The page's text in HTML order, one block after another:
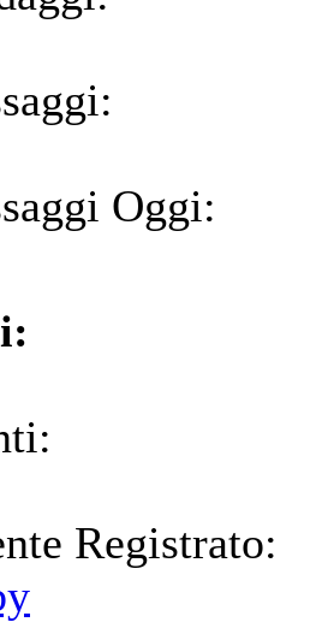
Oggi:
Registrato: